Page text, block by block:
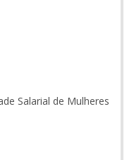
Salarial de Mulheres